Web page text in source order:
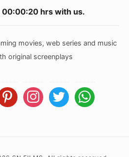
Footer
Area
00:00:20 hrs with us.
movies, web series and music
original screenplays
instagramtwitter whatsapp